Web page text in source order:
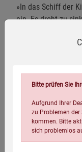
»In das Schiff der
ein. Es droht zu
»Ein neuer Krieg
ihnen aus.«
Eigenschaften
Bitte prüfen Sie
Aufgrund Ihrer
zu Problemen der
kommen. Bitte
sich problemlos